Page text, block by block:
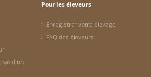
d'un
Pour les éleveurs
Enregistrer votre élevage
FAQ des éleveurs